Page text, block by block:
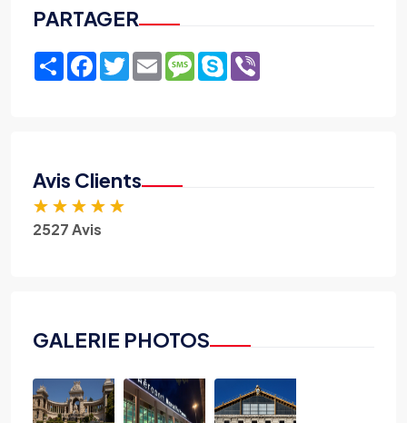
PARTAGER
ShareFacebook
TwitterEmailMessage
Skype
Avis Clients
★ ★ ★ ★ ★
2527 Avis
GALERIE PHOTOS